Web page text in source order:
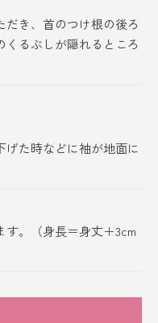
き、首のつけ根の後ろ
るぶしが隠れるところ
た時などに袖が地面に
。（身長＝身丈＋3cm